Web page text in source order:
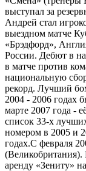
выступал за
Андрей стал
выездном матче
«Брэдфорд»,
России. Дебют в
в матче против
национальную
рекорд. Лучший
2004 - 2006 годах
марте 2007 года -
список 33-х
номером в 2005 и
годах.С февраля
аренду «Зениту»